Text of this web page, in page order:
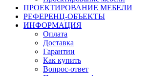
ПРОЕКТИРОВАНИЕ МЕБЕЛИ
РЕФЕРЕНЦ-ОБЪЕKТЫ
ИНФОРМАЦИЯ
Оплата
Доставка
Гарантии
Как купить
Вопрос-ответ